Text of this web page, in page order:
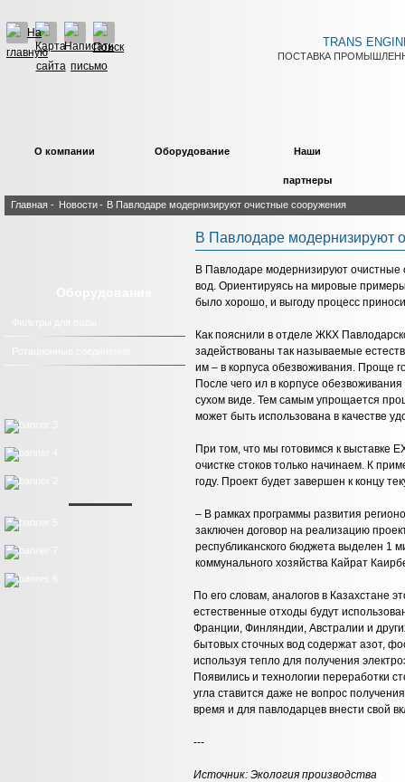
TRANS
ПОСТАВКА
О компании Оборудование Наши
партнеры
Главная - Новости-В Павлодаре модернизируют очистные сооружения
В Павлодаре модернизируют
В Павлодаре модернизируют очистные
вод. Ориентируясь на мировые
было хорошо, и выгоду процесс
Как пояснили в отделе ЖКХ
задействованы так называемые
им – в корпуса обезвоживания. Проще
После чего ил в корпусе
сухом виде. Тем самым упрощается
может быть использована в качестве
При том, что мы готовимся к выставке
очистке стоков только начинаем. К
году. Проект будет завершен к концу
– В рамках программы развития
заключен договор на реализацию
республиканского бюджета выделен 1
коммунального хозяйства Кайрат
По его словам, аналогов в Казахстане
естественные отходы будут
Франции, Финляндии, Австралии и
бытовых сточных вод содержат азот,
используя тепло для получения
Появились и технологии переработки
угла ставится даже не вопрос
время и для павлодарцев внести свой
---
Источник:Экология производства